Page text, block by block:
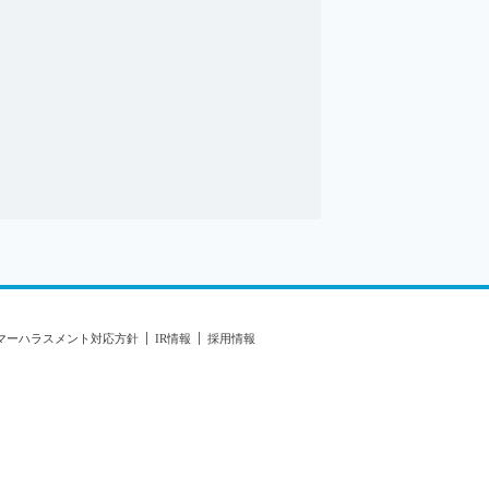
ーハラスメント対応方針 IR情報 採用情報